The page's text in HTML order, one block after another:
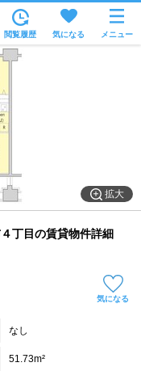
ら
ら
から
閲覧履歴 気になる メニュー
拡大
丁目の賃貸物件詳細
気になる
なし
51.73m²